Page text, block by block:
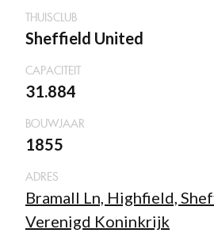
THUISCLUB
Sheffield United
CAPACITEIT
31.884
BOUWJAAR
1855
ADRES
Bramall Ln, Highfield,
Verenigd Koninkrijk